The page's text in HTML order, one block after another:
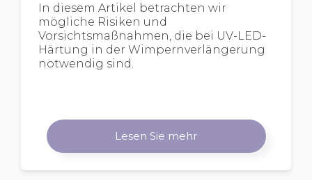
In diesem Artikel betrachten wir
mögliche Risiken und
Vorsichtsmaßnahmen, die bei UV-LED-
Härtung in der Wimpernverlängerung
notwendig sind.
Lesen Sie mehr